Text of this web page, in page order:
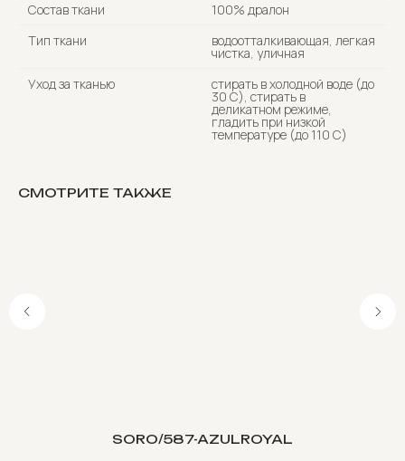
Состав ткани
100% дралон
Тип ткани
водоотталкивающая, легкая
чистка, уличная
Уход за тканью
стирать в холодной воде (до
30 C), стирать в
деликатном режиме,
гладить при низкой
температуре (до 110 С)
СМОТРИТЕ ТАКЖЕ
SORO/587-AZULROYAL